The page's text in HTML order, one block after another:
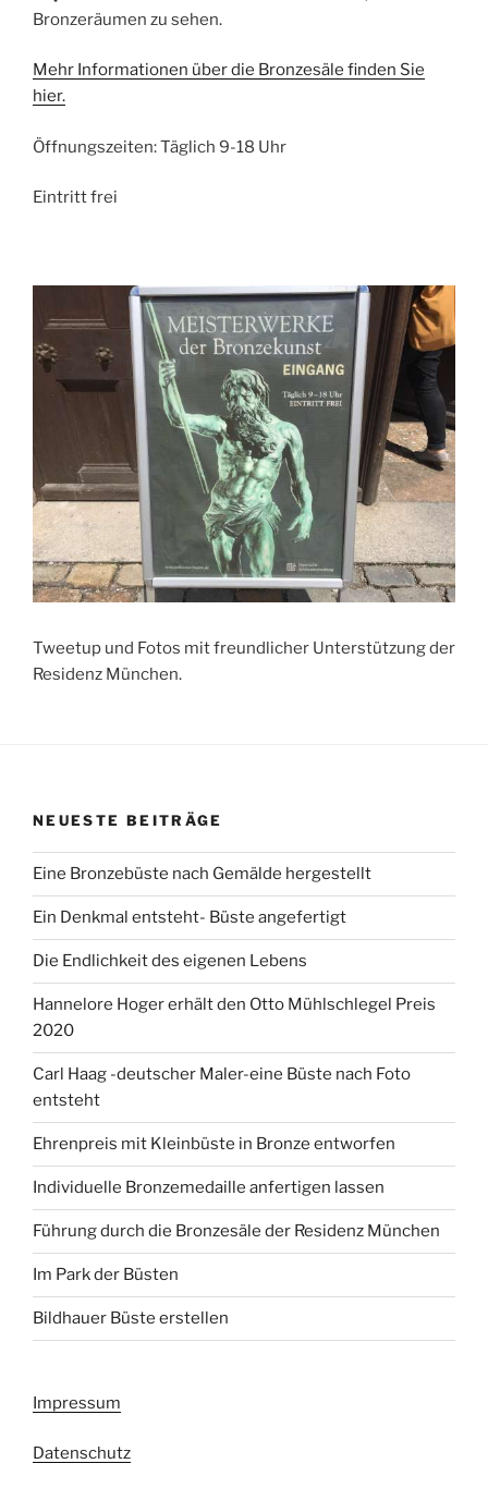
Bronzeräumen zu sehen.
Mehr Informationen über die Bronzesäle finden Sie
hier.
Öffnungszeiten: Täglich 9-18 Uhr
Eintritt frei
Tweetup und Fotos mit freundlicher Unterstützung der
Residenz München.
NEUESTE BEITRÄGE
Eine Bronzebüste nach Gemälde hergestellt
Ein Denkmal entsteht- Büste angefertigt
Die Endlichkeit des eigenen Lebens
Hannelore Hoger erhält den Otto Mühlschlegel Preis
2020
Carl Haag -deutscher Maler-eine Büste nach Foto
entsteht
Ehrenpreis mit Kleinbüste in Bronze entworfen
Individuelle Bronzemedaille anfertigen lassen
Führung durch die Bronzesäle der Residenz München
Im Park der Büsten
Bildhauer Büste erstellen
Impressum
Datenschutz